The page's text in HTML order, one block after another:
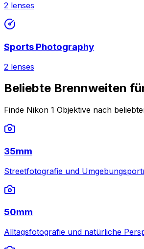
2 lenses
Sports Photography
2 lenses
Beliebte Brennweiten
Finde Nikon 1 Objektive nach
35mm
Streetfotografie und
50mm
Alltagsfotografie und natürliche